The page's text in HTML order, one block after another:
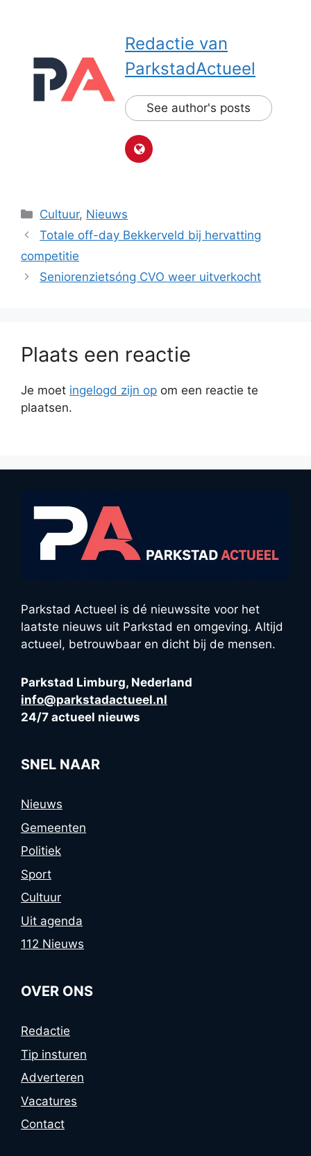
Redactie van
ParkstadActueel
See author's posts
Categorieën
Cultuur, Nieuws
Totale off-day Bekkerveld bij hervatting
competitie
Seniorenzietsóng CVO weer uitverkocht
Plaats een reactie
Je moet ingelogd zijn op om een reactie te
plaatsen.
Parkstad Actueel is dé nieuwssite voor het
laatste nieuws uit Parkstad en omgeving. Altijd
actueel, betrouwbaar en dicht bij de mensen.
Parkstad Limburg, Nederland
info@parkstadactueel.nl
24/7 actueel nieuws
SNEL NAAR
Nieuws
Gemeenten
Politiek
Sport
Cultuur
Uit agenda
112 Nieuws
OVER ONS
Redactie
Tip insturen
Adverteren
Vacatures
Contact